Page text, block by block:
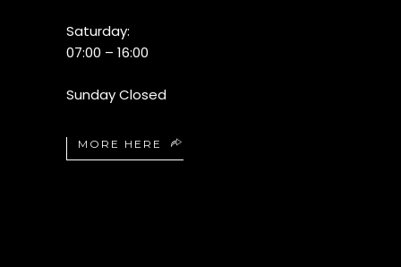
Saturday:
07:00 – 16:00
Sunday Closed
MORE HERE